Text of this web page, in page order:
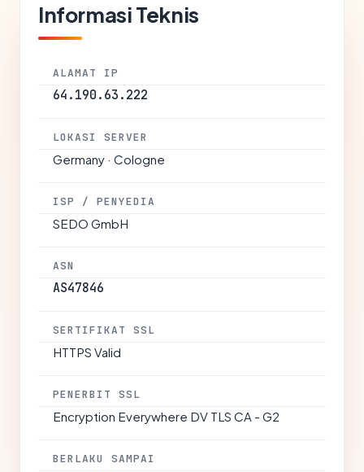
Informasi Teknis
ALAMAT IP
64.190.63.222
LOKASI SERVER
Germany · Cologne
ISP / PENYEDIA
SEDO GmbH
ASN
AS47846
SERTIFIKAT SSL
HTTPS Valid
PENERBIT SSL
Encryption Everywhere DV TLS CA - G2
BERLAKU SAMPAI